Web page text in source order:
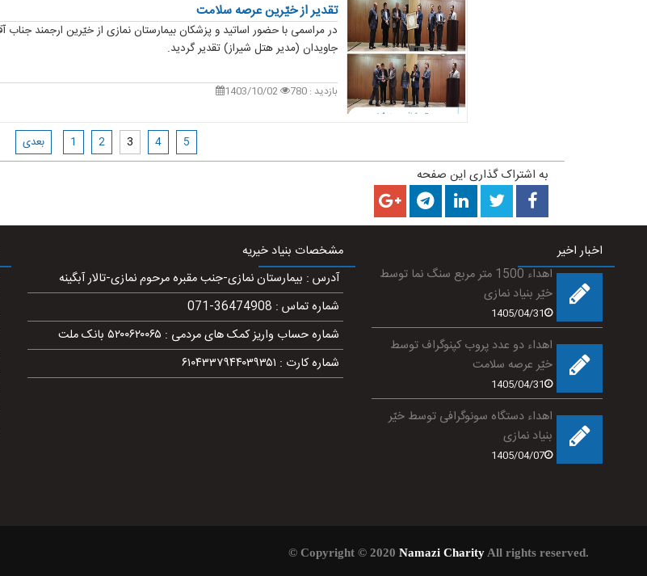
تقدیر از خیّرین عرصه سلامت
در مراسمی با حضور اساتید و پزشکان بیمارستان نمازی از خیّرین ارجمند
جاویدان (مدیر هتل شیراز) تقدیر گردید.
1403/10/02 بازدید : 780
1 2 3 4 5 بعدی
به اشتراک گذاری این صفحه
اخبار اخیر
اهداء 1500 متر مربع سنگ نما توسط
خیّر بنیاد نمازی
1405/04/31
اهداء دو عدد پروب کپنوگراف توسط
خیّر عرصه سلامت
1405/04/31
اهداء دستگاه سونوگرافی توسط خیّر
بنیاد نمازی
1405/04/07
مشخصات بنیاد خیریه
آدرس : بیمارستان نمازی-جنب مقبره مرحوم نمازی-تالار آبگینه
شماره تماس :
071-36474908
شماره حساب واریز کمک های مردمی : ۵۲۰۰۶۲۰۰۶۵ بانک ملت
شماره کارت : ۶۱۰۴۳۳۷۹۴۴۰۳۹۳۵۱
© Copyright © 2020 Namazi Charity All rights reserved.